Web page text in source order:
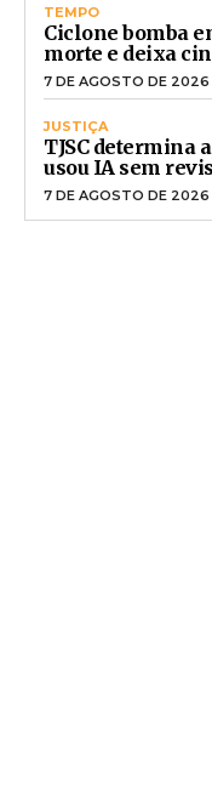
TEMPO
Ciclone bomba
morte e deixa
7 DE AGOSTO DE 2026
JUSTIÇA
TJSC determina
usou IA sem
7 DE AGOSTO DE 2026